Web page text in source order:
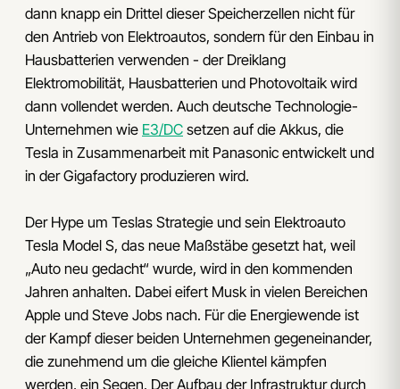
dann knapp ein Drittel dieser Speicherzellen nicht für
den Antrieb von Elektroautos, sondern für den Einbau in
Hausbatterien verwenden - der Dreiklang
Elektromobilität, Hausbatterien und Photovoltaik wird
dann vollendet werden. Auch deutsche Technologie-
Unternehmen wie E3/DC setzen auf die Akkus, die
Tesla in Zusammenarbeit mit Panasonic entwickelt und
in der Gigafactory produzieren wird.
Der Hype um Teslas Strategie und sein Elektroauto
Tesla Model S, das neue Maßstäbe gesetzt hat, weil
„Auto neu gedacht“ wurde, wird in den kommenden
Jahren anhalten. Dabei eifert Musk in vielen Bereichen
Apple und Steve Jobs nach. Für die Energiewende ist
der Kampf dieser beiden Unternehmen gegeneinander,
die zunehmend um die gleiche Klientel kämpfen
werden, ein Segen. Der Aufbau der Infrastruktur durch